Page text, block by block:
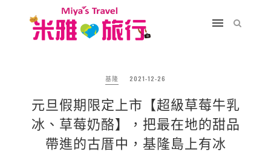
基隆 2021-12-26
元旦假期限定上市【超級草莓牛乳
冰、草莓奶酪】，把最在地的甜品
帶進的古厝中，基隆島上有冰